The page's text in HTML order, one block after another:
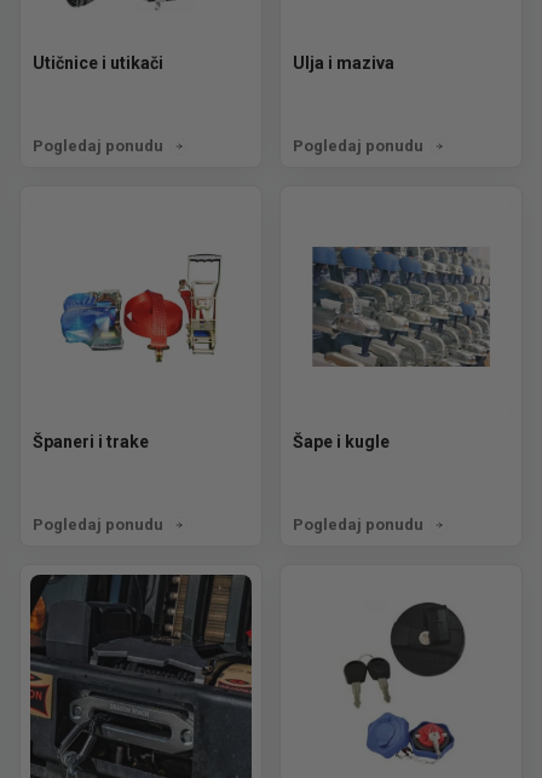
Utičnice i utikači
Pogledaj ponudu
Ulja i maziva
Pogledaj ponudu
Španeri i trake
Pogledaj ponudu
Šape i kugle
Pogledaj ponudu